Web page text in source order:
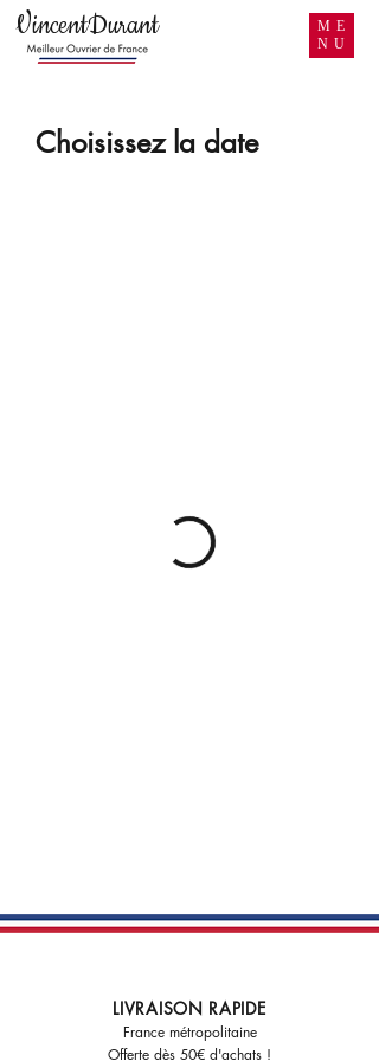
ME
NU
VincentDurant
Choisissez la date
LIVRAISON RAPIDE
France métropolitaine
Offerte dès 50€ d'achats !